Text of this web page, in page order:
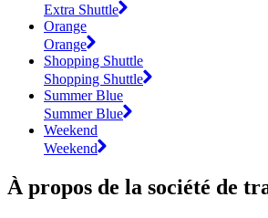
Extra Shuttle
Orange
Orange
Shopping Shuttle
Shopping Shuttle
Summer Blue
Summer Blue
Weekend
Weekend
À propos de la société de